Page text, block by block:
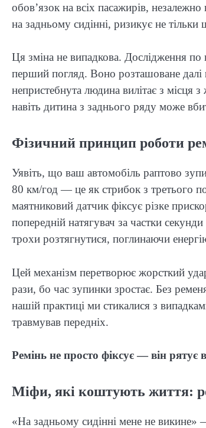
обов’язок на всіх пасажирів,
на задньому сидінні, ризикує не
Ця зміна не випадкова. Дослідження по
перший погляд. Воно розташоване далі
непристебнута людина вилітає з місця
навіть дитина з заднього ряду може
Фізичний принцип роботи
Уявіть, що ваш автомобіль раптово
80 км/год — це як стрибок з третього
маятниковий датчик фіксує різке
попередній натягувач за частки
трохи розтягнутися, поглинаючи
Цей механізм перетворює жорсткий
рази, бо час зупинки зростає. Без
нашій практиці ми стикалися з
травмував передніх.
Ремінь не просто фіксує — він рятує
Міфи, які коштують життя:
«На задньому сидінні мене не